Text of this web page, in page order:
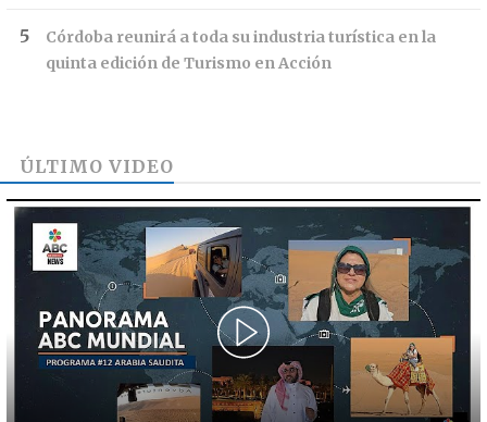
Córdoba reunirá a toda su industria turística en la
quinta edición de Turismo en Acción
ÚLTIMO VIDEO